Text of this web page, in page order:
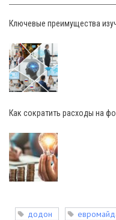
Ключевые преимущества
Как сократить расходы на
додон